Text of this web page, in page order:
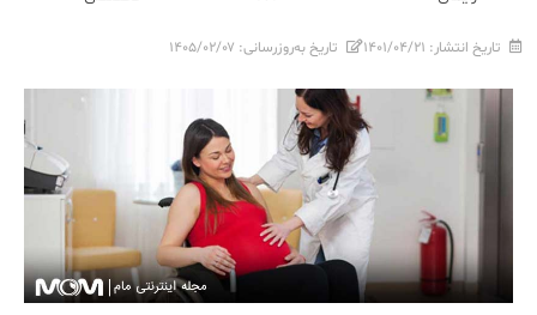
تاریخ انتشار: ۱۴۰۱/۰۴/۲۱ تاریخ به‌روزرسانی: ۱۴۰۵/۰۲/۰۷